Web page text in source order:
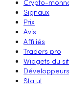
Crypto-
Signaux
Prix
Avis
Affiliés
Traders pro
Widgets du
Développeurs
Statut